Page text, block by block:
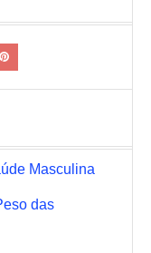
Masculina
das